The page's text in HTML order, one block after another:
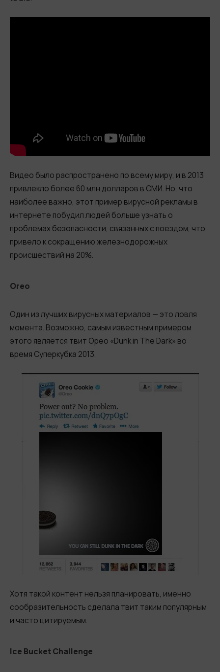
Видео было распространено по всему миру, и в 2013
привлекло более 60 млн долларов в СМИ. Но, что
наиболее важно, этот пример вирусной рекламы в
интернете побудил людей больше узнать о
проблемах безопасности, связанных с поездом, что
привело к сокращению железнодорожных
происшествий на 20%.
Oreo
Один из лучших вирусных материалов — это ловля
момента. Возможно, самым известным примером
этого является твит Орео «Dunk in The Dark» во
время Суперкубка 2013.
Хотя такой контент нельзя планировать, именно
сообразительность сделала твит таким популярным
и часто цитируемым.
Ice Bucket Challenge